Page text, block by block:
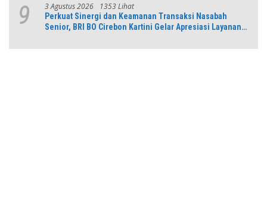
9 3 Agustus 2026 1353 Lihat
Perkuat Sinergi dan Keamanan Transaksi Nasabah
Senior, BRI BO Cirebon Kartini Gelar Apresiasi Layanan